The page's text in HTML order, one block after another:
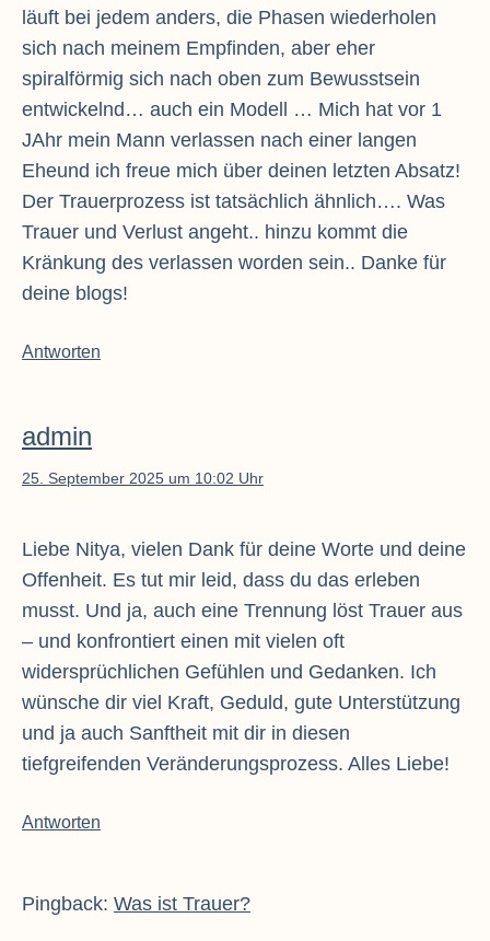
läuft bei jedem anders, die Phasen wiederholen
sich nach meinem Empfinden, aber eher
spiralförmig sich nach oben zum Bewusstsein
entwickelnd… auch ein Modell … Mich hat vor 1
JAhr mein Mann verlassen nach einer langen
Eheund ich freue mich über deinen letzten Absatz!
Der Trauerprozess ist tatsächlich ähnlich…. Was
Trauer und Verlust angeht.. hinzu kommt die
Kränkung des verlassen worden sein.. Danke für
deine blogs!
Antworten
admin
25. September 2025 um 10:02 Uhr
Liebe Nitya, vielen Dank für deine Worte und deine
Offenheit. Es tut mir leid, dass du das erleben
musst. Und ja, auch eine Trennung löst Trauer aus
– und konfrontiert einen mit vielen oft
widersprüchlichen Gefühlen und Gedanken. Ich
wünsche dir viel Kraft, Geduld, gute Unterstützung
und ja auch Sanftheit mit dir in diesen
tiefgreifenden Veränderungsprozess. Alles Liebe!
Antworten
Pingback: Was ist Trauer?